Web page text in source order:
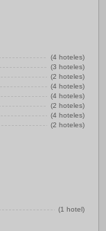
(4 hoteles)
(3 hoteles)
(2 hoteles)
(4 hoteles)
(4 hoteles)
(2 hoteles)
(4 hoteles)
(2 hoteles)
(1 hotel)